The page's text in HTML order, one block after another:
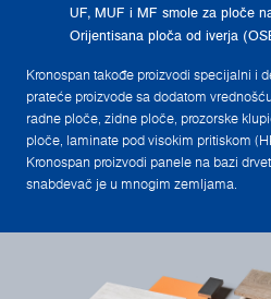
UF, MUF i MF smole za ploče
Orijentisana ploča od iverja
Kronospan takođe proizvodi specijalni i
prateće proizvode sa dodatom
radne ploče, zidne ploče, prozorske
ploče, laminate pod visokim pritiskom
Kronospan proizvodi panele na bazi
snabdevač je u mnogim zemljama.